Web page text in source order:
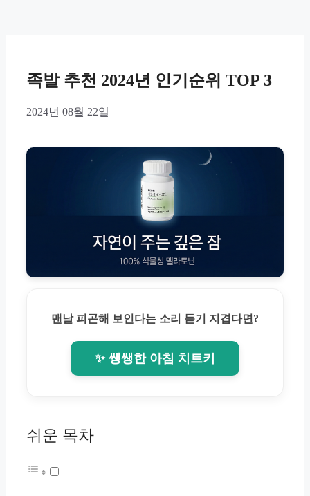
족발 추천 2024년 인기순위 TOP 3
2024년 08월 22일
맨날 피곤해 보인다는 소리 듣기 지겹다면?
✨ 쌩쌩한 아침 치트키
쉬운 목차